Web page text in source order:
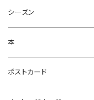
シーズン
本
ポストカード